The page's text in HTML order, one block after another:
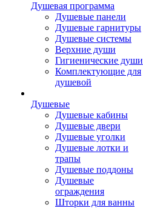
Душевая программа
Душевые панели
Душевые гарнитуры
Душевые системы
Верхние души
Гигиенические души
Комплектующие для
душевой
Душевые
Душевые кабины
Душевые двери
Душевые уголки
Душевые лотки и
трапы
Душевые поддоны
Душевые
ограждения
Шторки для ванны